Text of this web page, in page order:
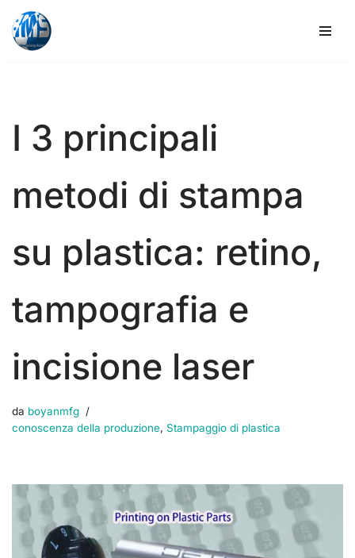
Vai
I 3 principali
metodi di stampa
su plastica: retino,
tampografia e
incisione laser
da boyanmfg
conoscenza della produzione, Stampaggio di plastica